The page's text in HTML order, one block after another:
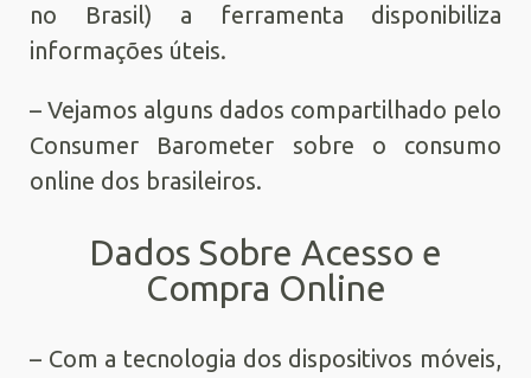
no Brasil) a ferramenta disponibiliza
informações úteis.
– Vejamos alguns dados compartilhado pelo
Consumer Barometer sobre o consumo
online dos brasileiros.
Dados Sobre Acesso e
Compra Online
– Com a tecnologia dos dispositivos móveis,